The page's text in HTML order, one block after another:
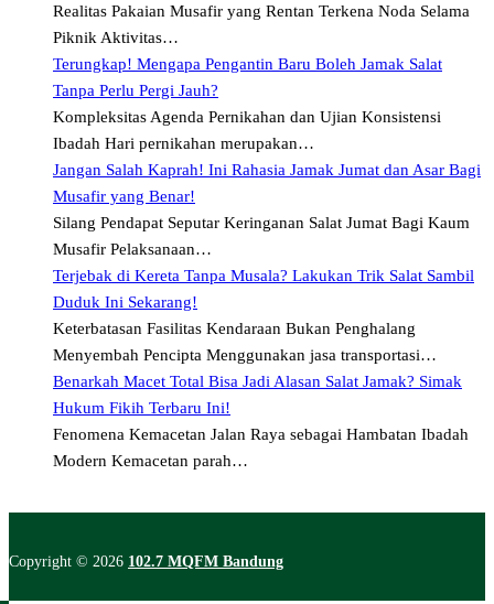
Realitas Pakaian Musafir yang Rentan Terkena Noda Selama
Piknik Aktivitas…
Terungkap! Mengapa Pengantin Baru Boleh Jamak Salat
Tanpa Perlu Pergi Jauh?
Kompleksitas Agenda Pernikahan dan Ujian Konsistensi
Ibadah Hari pernikahan merupakan…
Jangan Salah Kaprah! Ini Rahasia Jamak Jumat dan Asar Bagi
Musafir yang Benar!
Silang Pendapat Seputar Keringanan Salat Jumat Bagi Kaum
Musafir Pelaksanaan…
Terjebak di Kereta Tanpa Musala? Lakukan Trik Salat Sambil
Duduk Ini Sekarang!
Keterbatasan Fasilitas Kendaraan Bukan Penghalang
Menyembah Pencipta Menggunakan jasa transportasi…
Benarkah Macet Total Bisa Jadi Alasan Salat Jamak? Simak
Hukum Fikih Terbaru Ini!
Fenomena Kemacetan Jalan Raya sebagai Hambatan Ibadah
Modern Kemacetan parah…
Copyright © 2026 102.7 MQFM Bandung